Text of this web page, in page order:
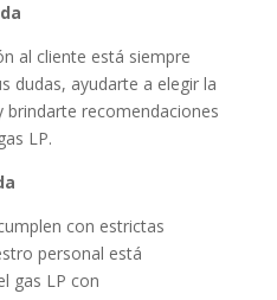
al cliente está siempre
dudas, ayudarte a elegir la
recomendaciones
LP.
con estrictas
personal está
gas LP con